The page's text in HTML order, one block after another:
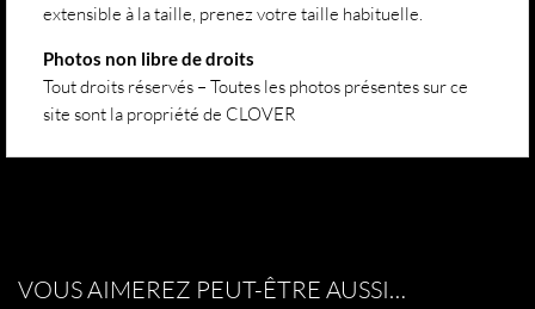
extensible à la taille, prenez votre taille habituelle.
Photos non libre de droits
Tout droits réservés – Toutes les photos présentes sur ce
site sont la propriété de CLOVER
VOUS AIMEREZ PEUT-ÊTRE AUSSI…